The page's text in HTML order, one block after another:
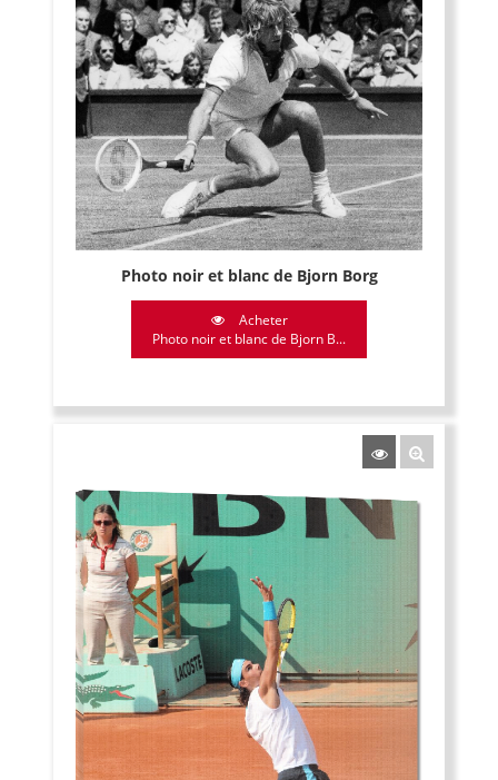
Photo noir et blanc de Bjorn Borg
Acheter
Photo noir et blanc de Bjorn B...